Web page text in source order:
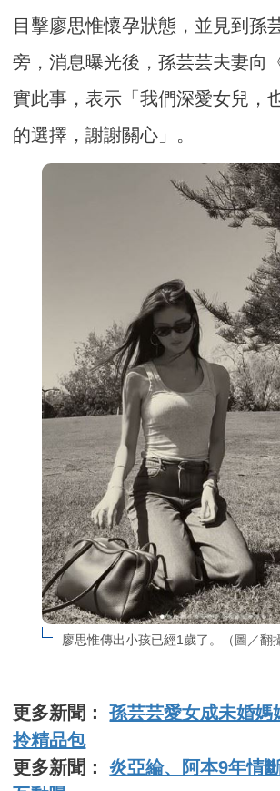
目擊廖思惟懷孕狀態，並見到孫
旁，消息曝光後，孫芸芸夫妻向
實此事，表示「我們深愛女兒，
的選擇，謝謝關心」。
廖思惟傳出小孩已經1歲了。（圖／翻
更多新聞：孫芸芸愛女成未婚
拎精品包
更多新聞：炎亞綸、阿本9年情